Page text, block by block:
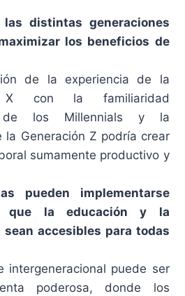
las distintas generaciones
los beneficios de
de la experiencia de la
X con la familiaridad
de los Millennials y la
la Generación Z podría crear
sumamente productivo y
pueden implementarse
que la educación y la
accesibles para todas
intergeneracional puede ser
poderosa, donde los